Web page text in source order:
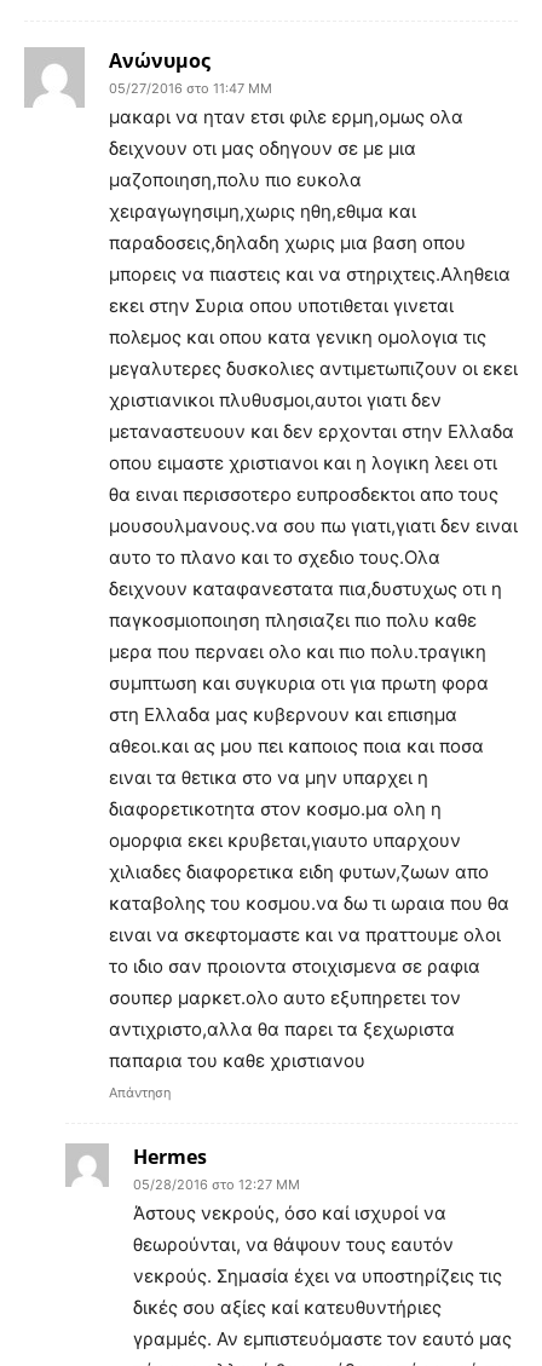
Ανώνυμος
05/27/2016 στο 11:47 ΜΜ
μακαρι να ηταν ετσι φιλε ερμη,ομως ολα
δειχνουν οτι μας οδηγουν σε με μια
μαζοποιηση,πολυ πιο ευκολα
χειραγωγησιμη,χωρις ηθη,εθιμα και
παραδοσεις,δηλαδη χωρις μια βαση οπου
μπορεις να πιαστεις και να στηριχτεις.Αληθεια
εκει στην Συρια οπου υποτιθεται γινεται
πολεμος και οπου κατα γενικη ομολογια τις
μεγαλυτερες δυσκολιες αντιμετωπιζουν οι εκει
χριστιανικοι πλυθυσμοι,αυτοι γιατι δεν
μεταναστευουν και δεν ερχονται στην Ελλαδα
οπου ειμαστε χριστιανοι και η λογικη λεει οτι
θα ειναι περισσοτερο ευπροσδεκτοι απο τους
μουσουλμανους.να σου πω γιατι,γιατι δεν ειναι
αυτο το πλανο και το σχεδιο τους.Ολα
δειχνουν καταφανεστατα πια,δυστυχως οτι η
παγκοσμιοποιηση πλησιαζει πιο πολυ καθε
μερα που περναει ολο και πιο πολυ.τραγικη
συμπτωση και συγκυρια οτι για πρωτη φορα
στη Ελλαδα μας κυβερνουν και επισημα
αθεοι.και ας μου πει καποιος ποια και ποσα
ειναι τα θετικα στο να μην υπαρχει η
διαφορετικοτητα στον κοσμο.μα ολη η
ομορφια εκει κρυβεται,γιαυτο υπαρχουν
χιλιαδες διαφορετικα ειδη φυτων,ζωων απο
καταβολης του κοσμου.να δω τι ωραια που θα
ειναι να σκεφτομαστε και να πραττουμε ολοι
το ιδιο σαν προιοντα στοιχισμενα σε ραφια
σουπερ μαρκετ.ολο αυτο εξυπηρετει τον
αντιχριστο,αλλα θα παρει τα ξεχωριστα
παπαρια του καθε χριστιανου
Απάντηση
Hermes
05/28/2016 στο 12:27 ΜΜ
Άστους νεκρούς, όσο καί ισχυροί να
θεωρούνται, να θάψουν τους εαυτόν
νεκρούς. Σημασία έχει να υποστηρίζεις τις
δικές σου αξίες καί κατευθυντήριες
γραμμές. Αν εμπιστευόμαστε τον εαυτό μας